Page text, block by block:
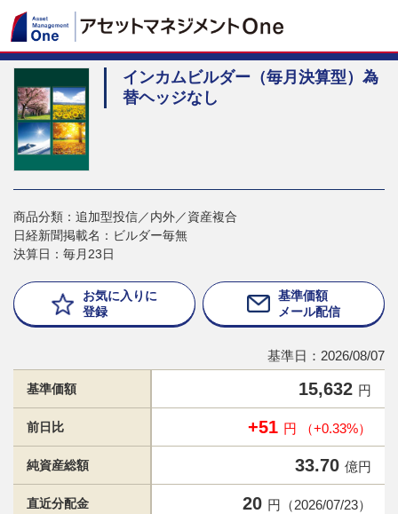
インカムビルダー（毎月決算型）為
替ヘッジなし
商品分類：追加型投信／内外／資産複合
日経新聞掲載名：ビルダー毎無
決算日：毎月23日
お気に入りに
登録
基準価額
メール配信
基準日：2026/08/07
基準価額 15,632 円
前日比 +51 円 （+0.33%）
純資産総額 33.70 億円
直近分配金 20 円（2026/07/23）